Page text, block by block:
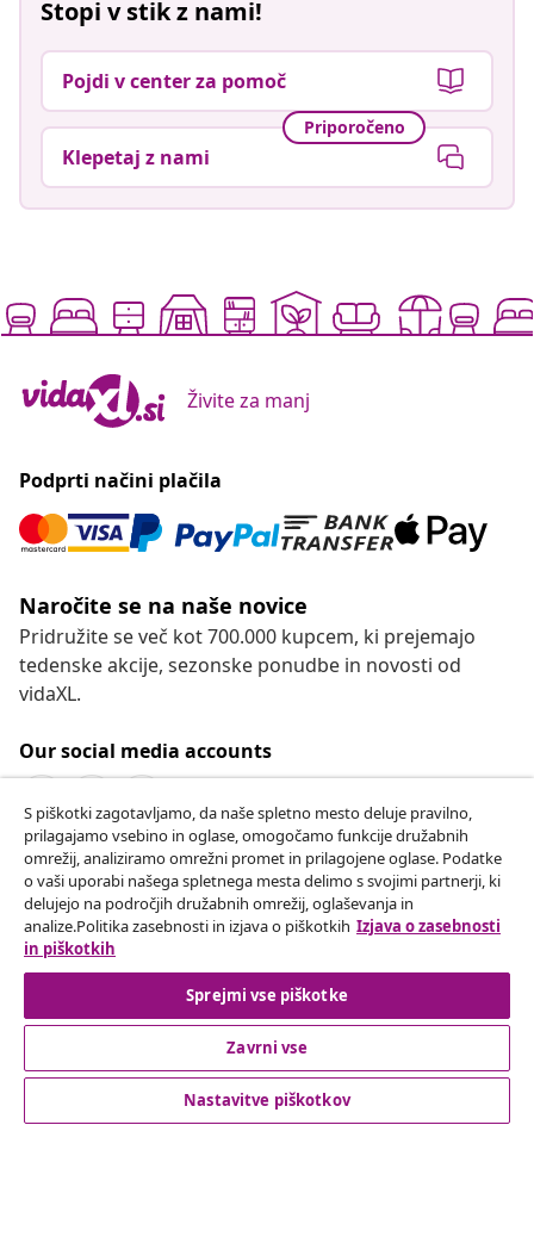
Stopi v stik z nami!
Pojdi v center za pomoč
Priporočeno
Klepetaj z nami
Živite za manj
Podprti načini plačila
Naročite se na naše novice
Pridružite se več kot 700.000 kupcem, ki prejemajo
tedenske akcije, sezonske ponudbe in novosti od
vidaXL.
Our social media accounts
Odstop od pogodbe
Oddaj zahtevek za odstop od naročila.
Poslovanje
S piškotki zagotavljamo, da naše spletno mesto deluje pravilno,
prilagajamo vsebino in oglase, omogočamo funkcije družabnih
omrežij, analiziramo omrežni promet in prilagojene oglase. Podatke
o vaši uporabi našega spletnega mesta delimo s svojimi partnerji, ki
delujejo na področjih družabnih omrežij, oglaševanja in
analize.Politika zasebnosti in izjava o piškotkih Izjava o zasebnosti
in piškotkih
Sprejmi vse piškotke
Zavrni vse
Nastavitve piškotkov